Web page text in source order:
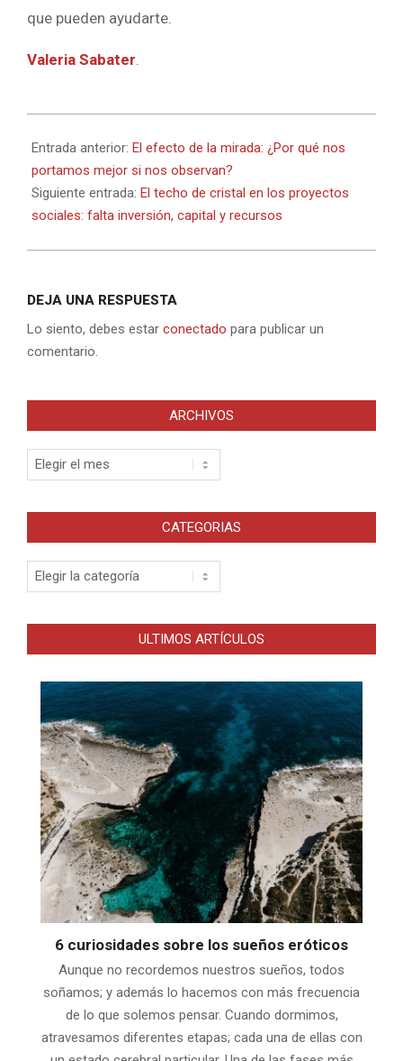
que pueden ayudarte.
Valeria Sabater.
07-
25
Entrada anterior: El efecto de la mirada: ¿Por qué nos
portamos mejor si nos observan?
Siguiente entrada: El techo de cristal en los proyectos
sociales: falta inversión, capital y recursos
DEJA UNA RESPUESTA
Lo siento, debes estar conectado para publicar un
comentario.
ARCHIVOS
Archivos
CATEGORIAS
Categorias
ULTIMOS ARTÍCULOS
6 curiosidades sobre los sueños eróticos
Aunque no recordemos nuestros sueños, todos
soñamos; y además lo hacemos con más frecuencia
de lo que solemos pensar. Cuando dormimos,
atravesamos diferentes etapas; cada una de ellas con